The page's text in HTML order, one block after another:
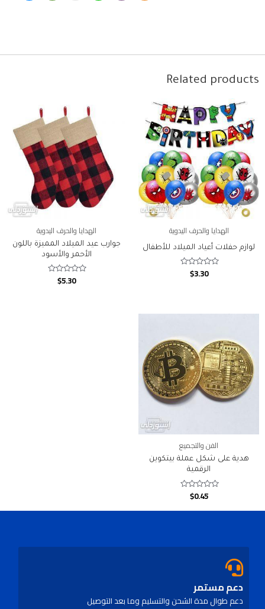
Related products
الهدايا والحرف اليدوية
لوازم حفلات أعياد الميلاد للأطفال
Rated
$3.30
الهدايا والحرف اليدوية
جوارب عيد الميلاد المميزة باللون
الأحمر والأسود
Rated
$5.30
الفن والتجميع
هدية على شكل عملة بيتكوين
الرقمية
Rated
$0.45
دعم مستمر
دعم طوال مدة الشحن والتسليم وما بعد التوصيل